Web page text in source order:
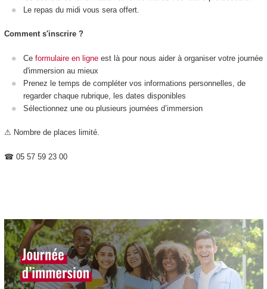
Le repas du midi vous sera offert.
Comment s'inscrire ?
Ce formulaire en ligne est là pour nous aider à organiser votre journée
d'immersion au mieux
Prenez le temps de compléter vos informations personnelles, de
regarder chaque rubrique, les dates disponibles
Sélectionnez une ou plusieurs journées d’immersion
⚠ Nombre de places limité.
☎ 05 57 59 23 00